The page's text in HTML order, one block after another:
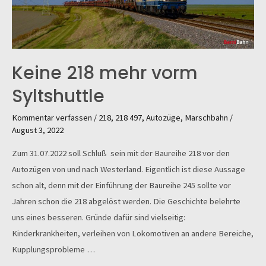
Keine 218 mehr vorm
Syltshuttle
Kommentar verfassen / 218, 218 497, Autozüge, Marschbahn /
August 3, 2022
Zum 31.07.2022 soll Schluß sein mit der Baureihe 218 vor den
Autozügen von und nach Westerland. Eigentlich ist diese Aussage
schon alt, denn mit der Einführung der Baureihe 245 sollte vor
Jahren schon die 218 abgelöst werden. Die Geschichte belehrte
uns eines besseren. Gründe dafür sind vielseitig:
Kinderkrankheiten, verleihen von Lokomotiven an andere Bereiche,
Kupplungsprobleme …